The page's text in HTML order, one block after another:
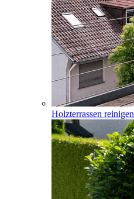
Holzterrassen reinigen